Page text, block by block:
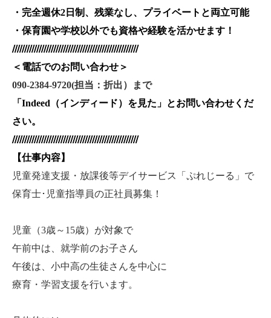
・完全週休2日制、残業なし、プライベートと両立可能
・保育園や学校以外でも資格や経験を活かせます！
////////////////////////////////////////////////////
＜電話でのお問い合わせ＞
090-2384-9720(担当：折出）まで
「 Indeed （インディード）を見た 」とお問い合わせくだ
さい。
////////////////////////////////////////////////////
【仕事内容】
児童発達支援・放課後等デイサービス「ぷれじーる」で
保育士･児童指導員の正社員募集！
児童（3歳～15歳）が対象で
午前中は、就学前のお子さん
午後は、小中高の生徒さんを中心に
療育・学習支援を行います。